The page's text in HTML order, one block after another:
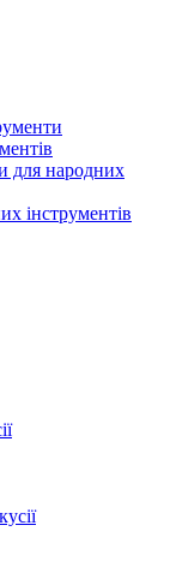
для народних
інструментів